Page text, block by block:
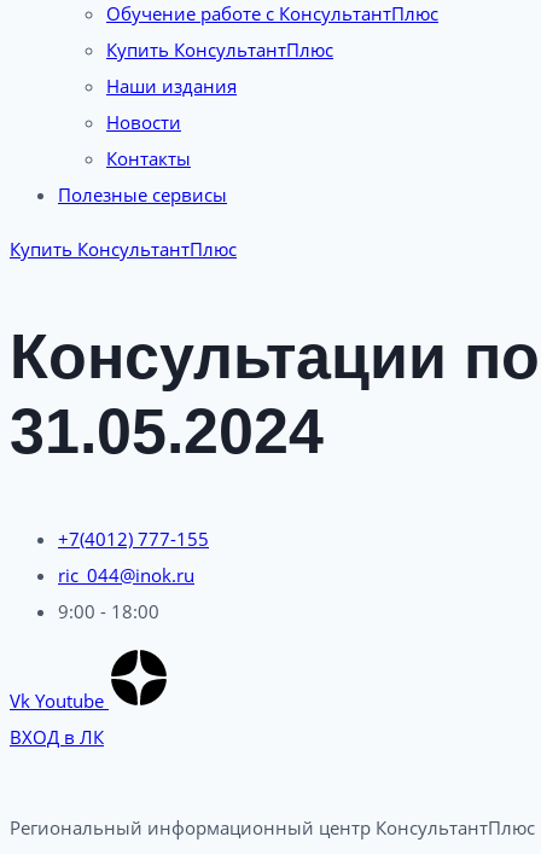
Обучение работе с КонсультантПлюс
Купить КонсультантПлюс
Наши издания
Новости
Контакты
Полезные сервисы
Купить КонсультантПлюс
Консультации
31.05.2024
+7(4012) 777-155
ric_044@inok.ru
9:00 - 18:00
Vk Youtube
ВХОД в ЛК
Региональный информационный центр КонсультантПлюс